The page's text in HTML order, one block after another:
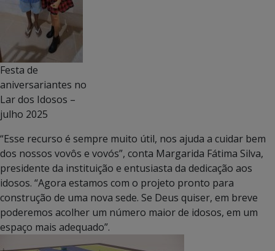
Festa de
aniversariantes no
Lar dos Idosos –
julho 2025
“Esse recurso é sempre muito útil, nos ajuda a cuidar bem
dos nossos vovôs e vovós”, conta Margarida Fátima Silva,
presidente da instituição e entusiasta da dedicação aos
idosos. “Agora estamos com o projeto pronto para
construção de uma nova sede. Se Deus quiser, em breve
poderemos acolher um número maior de idosos, em um
espaço mais adequado”.